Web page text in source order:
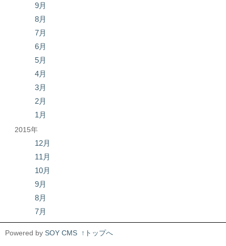
9月
8月
7月
6月
5月
4月
3月
2月
1月
2015年
12月
11月
10月
9月
8月
7月
Powered by SOY CMS ↑トップへ